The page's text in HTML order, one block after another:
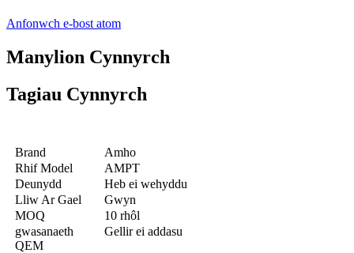
Anfonwch e-bost atom
Manylion Cynnyrch
Tagiau Cynnyrch
Brand
Amho
Rhif Model
AMPT
Deunydd
Heb ei wehyddu
Lliw Ar Gael
Gwyn
MOQ
10 rhôl
gwasanaeth
QEM
Gellir ei addasu